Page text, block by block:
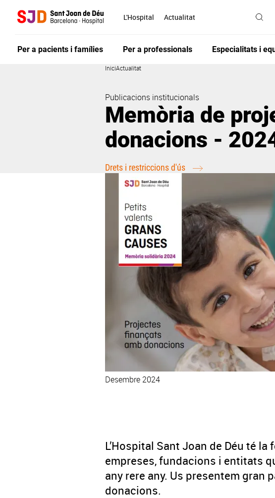
L'Hospital Actualitat
Per a pacients i famílies Per a professionals Especialitats i
IniciActualitat
Publicacions institucionals
Memòria de
donacions -
Drets i restriccions d'ús
Desembre 2024
L’Hospital Sant Joan de Déu té
empreses, fundacions i entitats
any rere any. Us presentem gran
donacions.